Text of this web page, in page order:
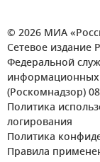
© 2026 МИА
Сетевое издание
Федеральной
информационных
(Роскомнадзор)
Политика
логирования
Политика
Правила